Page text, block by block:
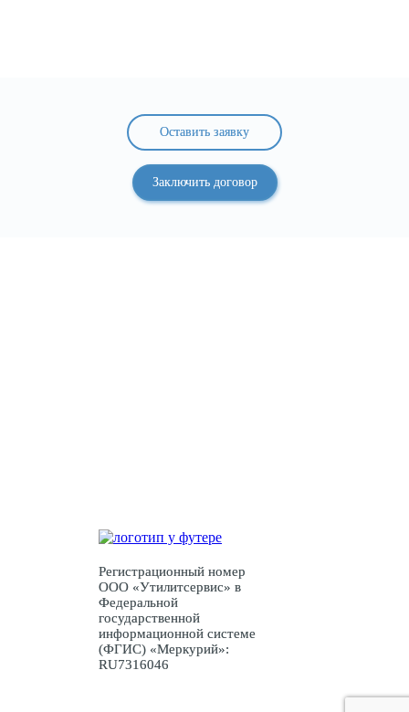
Оставить заявку
Заключить договор
Регистрационный номер
ООО «Утилитсервис» в
Федеральной
государственной
информационной системе
(ФГИС) «Меркурий»:
RU7316046